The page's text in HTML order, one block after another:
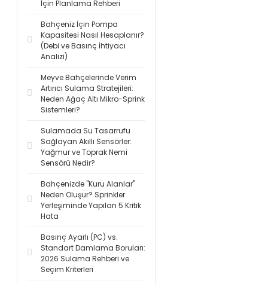
İçin Planlama Rehberi
Bahçeniz İçin Pompa
Kapasitesi Nasıl Hesaplanır?
(Debi ve Basınç İhtiyacı
Analizi)
Meyve Bahçelerinde Verim
Artırıcı Sulama Stratejileri:
Neden Ağaç Altı Mikro-Sprink
Sistemleri?
Sulamada Su Tasarrufu
Sağlayan Akıllı Sensörler:
Yağmur ve Toprak Nemi
Sensörü Nedir?
Bahçenizde "Kuru Alanlar"
Neden Oluşur? Sprinkler
Yerleşiminde Yapılan 5 Kritik
Hata
Basınç Ayarlı (PC) vs.
Standart Damlama Boruları:
2026 Sulama Rehberi ve
Seçim Kriterleri